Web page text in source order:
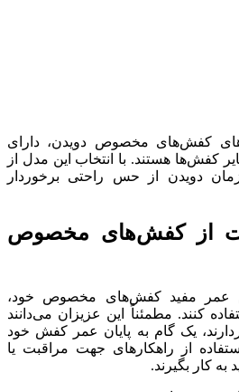
کفش‌های مخصوص دویدن، دارای
کفش‌ها هستند. با انتخاب این مدل از
دویدن از حس راحتی برخوردار
از کفش‌های مخصوص
عمر مفید کفش‌های مخصوص خود،
کنند. مطمئناً این عزیزان می‌دانند
یک گام به پایان عمر کفش خود
از راهکار‌های جهت مراقبت یا
کار بگیرند.